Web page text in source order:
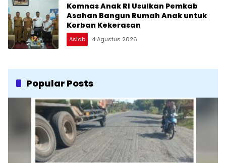
Komnas Anak RI Usulkan Pemkab
Asahan Bangun Rumah Anak untuk
Korban Kekerasan
Aslab 4 Agustus 2026
Popular Posts